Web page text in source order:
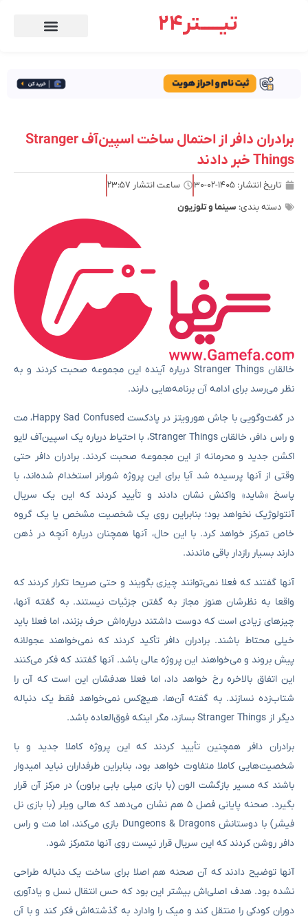
تیـــــتر24
برادران دافر از احتمال ساخت اسپین‌آف Stranger
Things خبر دادند
تاریخ انتشار: ۱۴۰۵-۰۲-۳۰ ساعت انتشار ۲۳:۵۷
دسته بندی: سینما و تلوزیون
خالقان Stranger Things درباره آینده این مجموعه صحبت کردند و به
نظر می‌رسد برای ادامه آن برنامه‌هایی دارند.
در گفت‌وگویی با جاش هورویتز در پادکست Happy Sad Confused، مت
و راس دافر، خالقان Stranger Things، با احتیاط درباره یک اسپین‌آف لایو
اکشن جدید و محرمانه از این مجموعه صحبت کردند. برادران دافر حتی
وقتی از آنها پرسیده شد آیا برای این پروژه شورانر استخدام شده‌اند، با
پاسخ «شاید» واکنش نشان دادند و تأیید کردند که این یک سریال
آنتولوژیک نخواهد بود؛ بنابراین روی یک شخصیت مشخص یا یک گروه
خاص تمرکز خواهد کرد. با این حال، آنها همچنان درباره آنچه در ذهن
دارند بسیار رازدار باقی ماندند.
آنها گفتند که فعلا نمی‌توانند چیزی بگویند و حتی صریحا تکرار کردند که
واقعا به‌ نظرشان هنوز مجاز به گفتن جزئیات نیستند. به گفته آنها،
چیزهای زیادی است که دوست داشتند درباره‌اش حرف بزنند، اما فعلا باید
خیلی محتاط باشند. برادران دافر تأکید کردند که نمی‌خواهند عجولانه
پیش بروند و می‌خواهند این پروژه عالی باشد. آنها گفتند که فکر می‌کنند
این اتفاق بالاخره رخ خواهد داد، اما فعلا هدفشان این است که آن را
شتاب‌زده نسازند. به گفته آن‌ها، هیچ‌کس نمی‌خواهد فقط یک دنباله
دیگر از Stranger Things بسازد، مگر اینکه فوق‌العاده باشد.
برادران دافر همچنین تأیید کردند که این پروژه کاملا جدید و با
شخصیت‌هایی کاملا متفاوت خواهد بود، بنابراین طرفداران نباید امیدوار
باشند که مسیر بازگشت الون (با بازی میلی بابی براون) در مرکز آن قرار
بگیرد. صحنه پایانی فصل ۵ هم نشان می‌دهد که هالی ویلر (با بازی نل
فیشر) با دوستانش Dungeons & Dragons بازی می‌کند، اما مت و راس
دافر روشن کردند که این سریال قرار نیست روی آنها متمرکز شود.
آنها توضیح دادند که آن صحنه هم اصلا برای ساخت یک دنباله طراحی
نشده بود. هدف اصلی‌اش بیشتر این بود که حس انتقال نسل و یادآوری
دوران کودکی را منتقل کند و میک را وادارد به گذشته‌اش فکر کند و با آن